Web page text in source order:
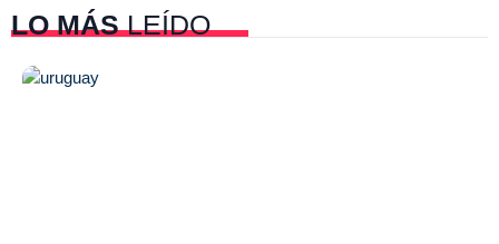
LO MÁSLEÍDO